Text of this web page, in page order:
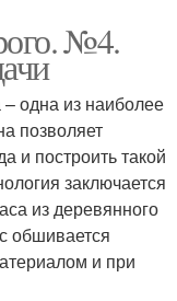
№4.
– одна из наиболее
позволяет
и построить такой
заключается
из деревянного
обшивается
и при